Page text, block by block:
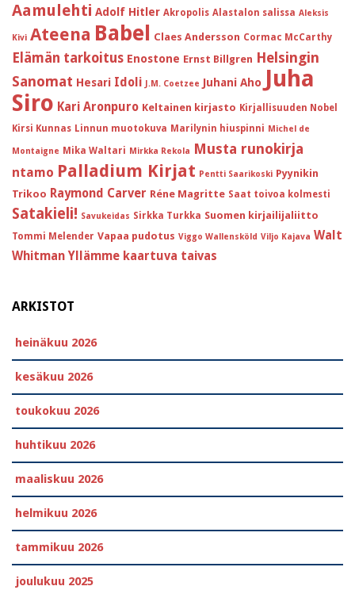
Aamulehti Adolf Hitler Akropolis Alastalon salissa Aleksis
Kivi Ateena Babel Claes Andersson Cormac McCarthy
Elämän tarkoitus Enostone Ernst Billgren Helsingin
Sanomat Hesari Idoli J.M. Coetzee Juhani Aho Juha
Siro Kari Aronpuro Keltainen kirjasto Kirjallisuuden Nobel
Kirsi Kunnas Linnun muotokuva Marilynin hiuspinni Michel de
Montaigne Mika Waltari Mirkka Rekola Musta runokirja
ntamo Palladium Kirjat Pentti Saarikoski Pyynikin
Trikoo Raymond Carver Réne Magritte Saat toivoa kolmesti
Satakieli! Savukeidas Sirkka Turkka Suomen kirjailijaliitto
Tommi Melender Vapaa pudotus Viggo Wallensköld Viljo Kajava Walt
Whitman Yllämme kaartuva taivas
ARKISTOT
heinäkuu 2026
kesäkuu 2026
toukokuu 2026
huhtikuu 2026
maaliskuu 2026
helmikuu 2026
tammikuu 2026
joulukuu 2025